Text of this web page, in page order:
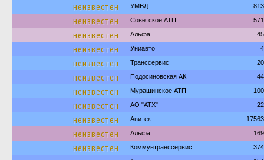
неизвестен УМВД
неизвестен Советское АТП
неизвестен Альфа
неизвестен Униавто
неизвестен Транссервис
неизвестен Подосиновская АК
неизвестен Мурашинское АТП
неизвестен АО "АТХ"
неизвестен Авитек
неизвестен Альфа
неизвестен Коммунтранссервис